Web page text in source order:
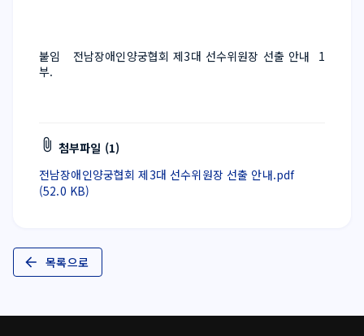
붙임   전남장애인양궁협회 제3대 선수위원장 선출 안내  1
부.
첨부파일 (1)
전남장애인양궁협회 제3대 선수위원장 선출 안내.pdf
(52.0 KB)
목록으로